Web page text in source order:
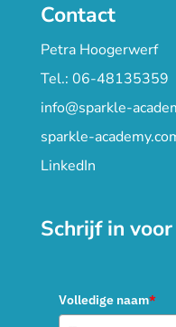
Contact
Petra Hoogerwerf
Tel.: 06-48135359
info@sparkle-
sparkle-
LinkedIn
Schrijf in
Volledige naam*